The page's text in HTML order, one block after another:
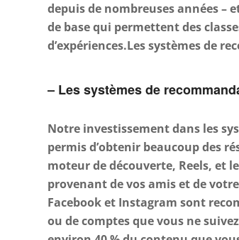
depuis de nombreuses années –
de base qui permettent des
d’expériences.Les systèmes de
– Les systèmes de
Notre investissement dans les
permis d’obtenir beaucoup des
moteur de découverte, Reels, et
provenant de vos amis et de
Facebook et Instagram sont
ou de comptes que vous ne